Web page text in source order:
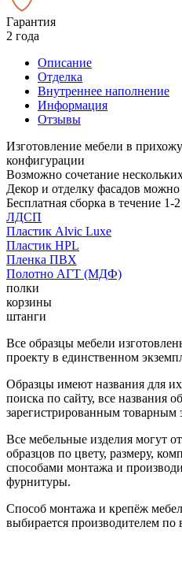
Гарантия
2 года
Описание
Отделка
Внутреннее наполнение
Информация
Отзывы
Изготовление мебели в
конфигурации
Возможно сочетание
Декор и отделку фасадов
Бесплатная сборка в течение 1-
ЛДСП
Пластик Alvic Luxe
Пластик HPL
Пленка ПВХ
Полотно АГТ (МДФ)
полки
корзины
штанги
Все образцы мебели
проекту в единственном
Образцы имеют названия для
поиска по сайту, все названия
зарегистрированным товарным
Все мебельные изделия могут
образцов по цвету, размеру,
способами монтажа и
фурнитуры.
Способ монтажа и крепёж
выбирается производителем